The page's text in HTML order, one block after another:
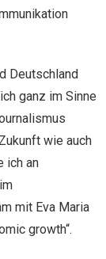
Deutschland
ganz im Sinne
wie auch
ich an
mit Eva Maria
growth“.